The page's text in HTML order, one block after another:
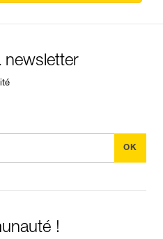
newsletter
!